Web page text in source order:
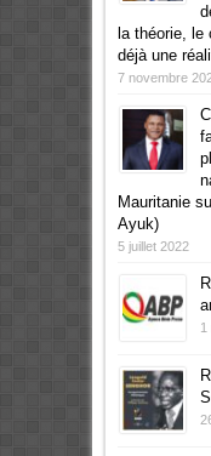
la théorie,
déjà une
7 novembre
Mauritanie
Ayuk)
5 juillet 2022
1